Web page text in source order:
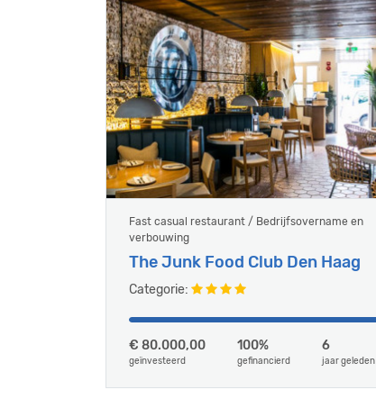
Fast casual restaurant / Bedrijfsovername en
verbouwing
The Junk Food Club Den Haag
Categorie:
€ 80.000,00
geïnvesteerd
100%
gefinancierd
6
jaar geleden